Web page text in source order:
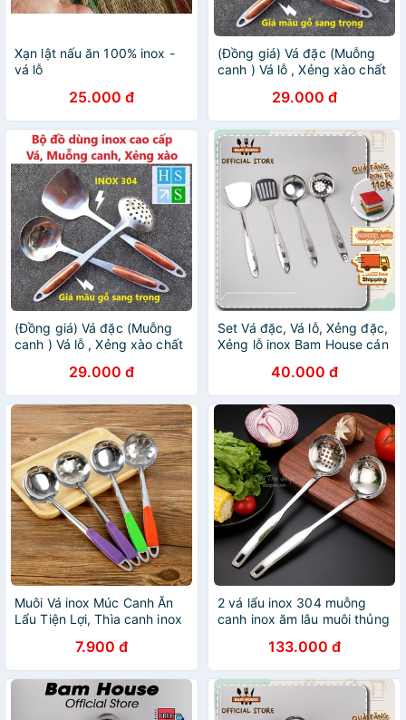
Xạn lật nấu ăn 100% inox -
vá lỗ
25.000 đ
(Đồng giá) Vá đặc (Muỗng
canh ) Vá lỗ , Xẻng xào chất
cách nhiệt vân gỗ sang
trọng - HS Shop
29.000 đ
(Đồng giá) Vá đặc (Muỗng
canh ) Vá lỗ , Xẻng xào chất
cách nhiệt vân gỗ sang
trọng - HS Shop
29.000 đ
Set Vá đặc, Vá lỗ, Xẻng đặc,
Xẻng lỗ inox Bam House cán
SCH05 - Gia dụng bếp
40.000 đ
Muôi Vá inox Múc Canh Ăn
Lẩu Tiện Lợi, Thìa canh inox
Muôi Lỗ Inox - Muỗng/ Vá
Múc Canh
7.900 đ
2 vá lẩu inox 304 muỗng
canh inox ăm lâu muôi thủng
133.000 đ